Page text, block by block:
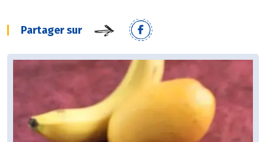
Partager sur